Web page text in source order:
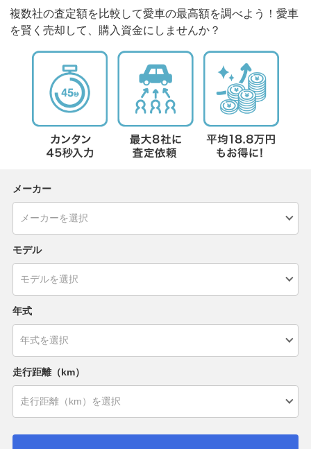
複数社の査定額を比較して愛車の最高額を調べよう！愛車
を賢く売却して、購入資金にしませんか？
メーカー
モデル
年式
走行距離（km）